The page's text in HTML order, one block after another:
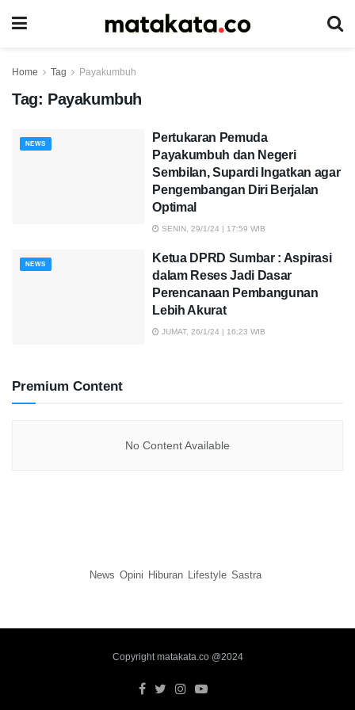
Home Tag Payakumbuh
Tag: Payakumbuh
NEWS
Pertukaran Pemuda
Payakumbuh dan Negeri
Sembilan, Supardi Ingatkan agar
Pengembangan Diri Berjalan
Optimal
SENIN, 29/1/24 | 17:59 WIB
NEWS
Ketua DPRD Sumbar : Aspirasi
dalam Reses Jadi Dasar
Perencanaan Pembangunan
Lebih Akurat
JUMAT, 26/1/24 | 16:23 WIB
Premium Content
No Content Available
News Opini Hiburan Lifestyle Sastra
Copyright matakata.co @2024